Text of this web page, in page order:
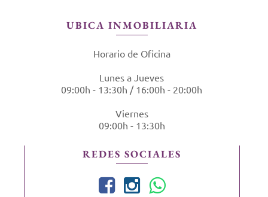
UBICA INMOBILIARIA
Horario de Oficina
Lunes a Jueves
09:00h - 13:30h / 16:00h - 20:00h
Viernes
09:00h - 13:30h
REDES SOCIALES